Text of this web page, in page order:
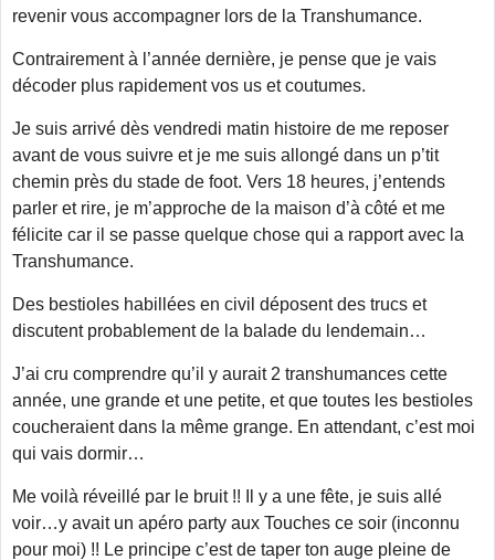
revenir vous accompagner lors de la Transhumance.
Contrairement à l’année dernière, je pense que je vais
décoder plus rapidement vos us et coutumes.
Je suis arrivé dès vendredi matin histoire de me reposer
avant de vous suivre et je me suis allongé dans un p’tit
chemin près du stade de foot. Vers 18 heures, j’entends
parler et rire, je m’approche de la maison d’à côté et me
félicite car il se passe quelque chose qui a rapport avec la
Transhumance.
Des bestioles habillées en civil déposent des trucs et
discutent probablement de la balade du lendemain…
J’ai cru comprendre qu’il y aurait 2 transhumances cette
année, une grande et une petite, et que toutes les bestioles
coucheraient dans la même grange. En attendant, c’est moi
qui vais dormir…
Me voilà réveillé par le bruit !! Il y a une fête, je suis allé
voir…y avait un apéro party aux Touches ce soir (inconnu
pour moi) !! Le principe c’est de taper ton auge pleine de